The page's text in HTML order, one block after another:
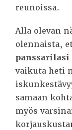
reunoissa.
Alla olevan
olennaista,
panssarilasi
vaikuta heti
samaan
myös